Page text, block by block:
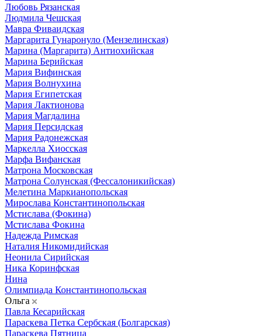
Любовь Рязанская
Людмила Чешская
Мавра Фиваидская
Маргарита Гунаронуло (Мензелинская)
Марина (Маргарита) Антиохийская
Марина Берийская
Мария Вифинская
Мария Волнухина
Мария Египетская
Мария Лактионова
Мария Магдалина
Мария Персидская
Мария Радонежская
Маркелла Хиосская
Марфа Вифанская
Матрона Московская
Матрона Солунская (Фессалоникийская)
Мелетина Маркианопольская
Мирослава Константинопольская
Мстислава (Фокина)
Мстислава Фокина
Надежда Римская
Наталия Никомидийская
Неонила Сирийская
Ника Коринфская
Нина
Олимпиада Константинопольская
Ольга
Павла Кесарийская
Параскева Петка Сербская (Болгарская)
Параскева Пятница